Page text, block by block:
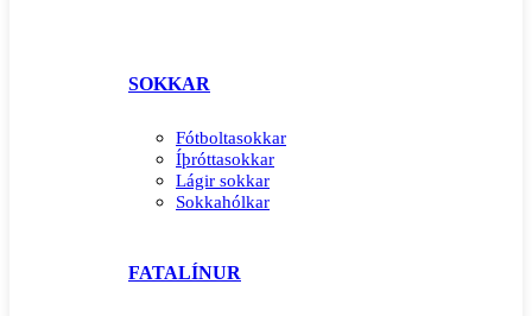
SOKKAR
Fótboltasokkar
Íþróttasokkar
Lágir sokkar
Sokkahólkar
FATALÍNUR